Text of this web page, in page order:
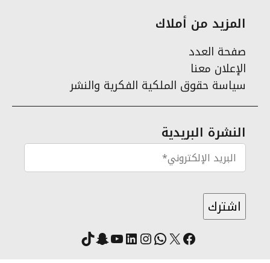
المزيد من أملاك
صفحة العدد
الإعلان معنا
سياسة حقوق الملكية الفكرية والنشر
النشرة البريدية
فيسبوك
X واتساب
انستقرام
لينكد إنيوتيوب
سناب شات
تيك توك